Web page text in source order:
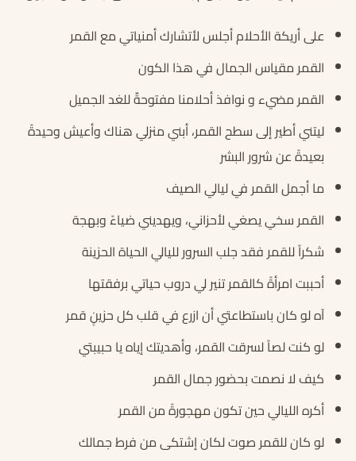
على أريكة الأحلام أجلس لأتشارك أمنياتي مع القمر
القمر مقياس الجمال في هذا الكون
القمر مضيء و نوافذ أحلامنا مفتوحةٌ للغد الجميل
ليتني أطير إلى سطح القمر، أبني منزلي هناك وأعيش وحيدةً
بعيدةً عن شرور البشر
ما أجمل القمر في ليالي الصيف
القمر سخي يصغي لأحزاني، ويهديني ضياءً وبهجة
شكراً للقمر فقد جلب السرور لليالي الحياة الحزينة
أحببت امرأةً كالقمر تنير لي دروب حياتي برفقتها
آه لو كان باستطاعتي أن ازرع في قلب كل حزينٍ قمر
لو كنت لصاً لسرقت القمر، وأهديتك إياه يا حبيبتي
كيف لا نصمت بحضور جمال القمر
أكره الليالي حين تكون مهجورةً من القمر
لو كان للقمر صوت لكان إشتكى من فرط جمالك